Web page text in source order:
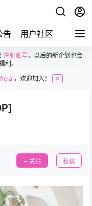
告 用户社区
注册账号，以后的新企划也会
利。
，欢迎加入！ ✕
关注 私信